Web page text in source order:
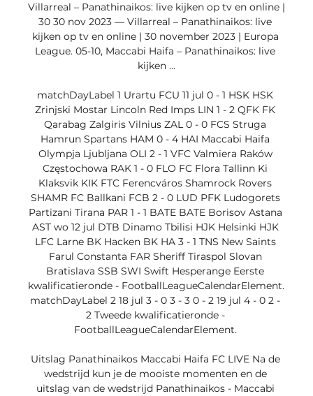
Villarreal – Panathinaikos: live kijken op tv en online |
30 30 nov 2023 — Villarreal – Panathinaikos: live
kijken op tv en online | 30 november 2023 | Europa
League. 05-10, Maccabi Haifa – Panathinaikos: live
kijken ...
matchDayLabel 1 Urartu FCU 11 jul 0 - 1 HSK HSK
Zrinjski Mostar Lincoln Red Imps LIN 1 - 2 QFK FK
Qarabag Zalgiris Vilnius ZAL 0 - 0 FCS Struga
Hamrun Spartans HAM 0 - 4 HAI Maccabi Haifa
Olympja Ljubljana OLI 2 - 1 VFC Valmiera Raków
Częstochowa RAK 1 - 0 FLO FC Flora Tallinn Ki
Klaksvik KIK FTC Ferencváros Shamrock Rovers
SHAMR FC Ballkani FCB 2 - 0 LUD PFK Ludogorets
Partizani Tirana PAR 1 - 1 BATE BATE Borisov Astana
AST wo 12 jul DTB Dinamo Tbilisi HJK Helsinki HJK
LFC Larne BK Hacken BK HA 3 - 1 TNS New Saints
Farul Constanta FAR Sheriff Tiraspol Slovan
Bratislava SSB SWI Swift Hesperange Eerste
kwalificatieronde - FootballLeagueCalendarElement.
matchDayLabel 2 18 jul 3 - 0 3 - 3 0 - 2 19 jul 4 - 0 2 -
2 Tweede kwalificatieronde -
FootballLeagueCalendarElement.
Uitslag Panathinaikos Maccabi Haifa FC LIVE Na de
wedstrijd kun je de mooiste momenten en de
uitslag van de wedstrijd Panathinaikos - Maccabi